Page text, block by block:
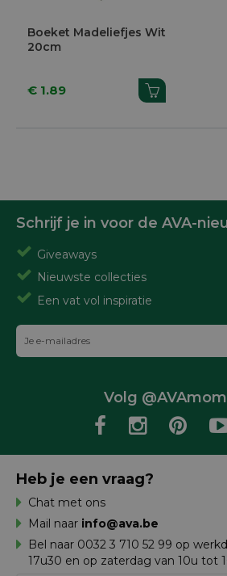
Boeket Madeliefjes Wit
20cm
€ 1.89
Schrijf je in voor de AVA-
Giveaways
Nieuwste collecties
Een vat vol inspiratie
Volg
Heb je een vraag?
Chat met ons
Mail naar info@ava.be
Bel naar 0032 3 710 52 99 op
17u30 en op zaterdag van 10u tot